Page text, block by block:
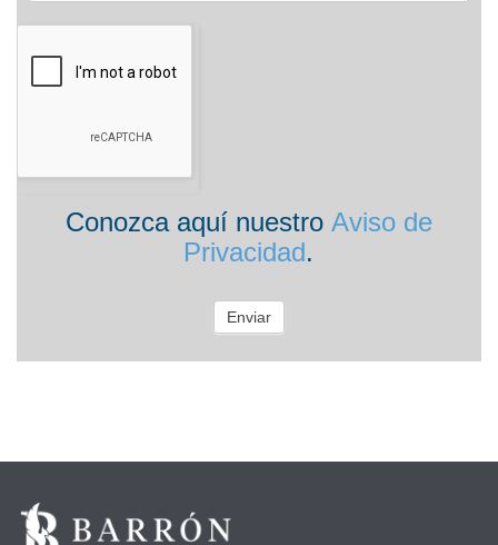
Conozca aquí nuestro Aviso de
Privacidad.
Enviar